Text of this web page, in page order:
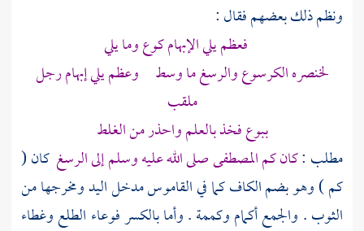
ونظم ذلك بعضهم فقال :
فعظم يلي الإبهام كوع وما يلي
لخنصره الكرسوع والرسغ ما وسط وعظم يلي إبهام رجل
ملقب
ببوع فخذ بالعلم واحذر من الغلط
مطلب :كان كمالمصطفىصلى الله عليه وسلم إلى الرسغ كان (
كم ) وهو بضم الكاف كما في القاموس مدخل اليد ومخرجها من
الثوب . والجمع أكمام وكممة . وأما بالكسر فوعاء الطلع وغطاء